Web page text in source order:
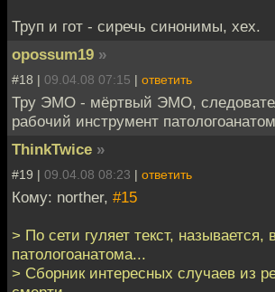
Труп и гот - сиречь синонимы, хех.
opossum19 »
#18 | 09.04.08 07:15 | ответить
Тру ЭМО - мёртвый ЭМО,
рабочий инструмент
ThinkTwice »
#19 | 09.04.08 08:23 | ответить
Кому: norther, #15
> По сети гуляет текст, называется,
патологоанатома...
> Сборник интересных случаев из